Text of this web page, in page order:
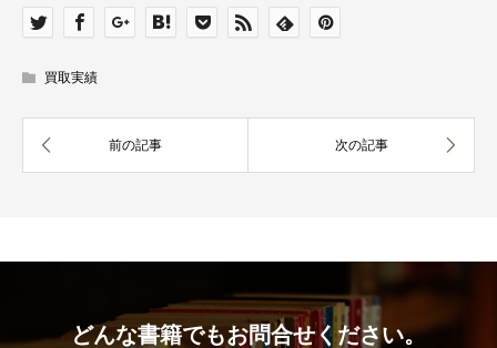
買取実績
どんな書籍でもお問合せください。